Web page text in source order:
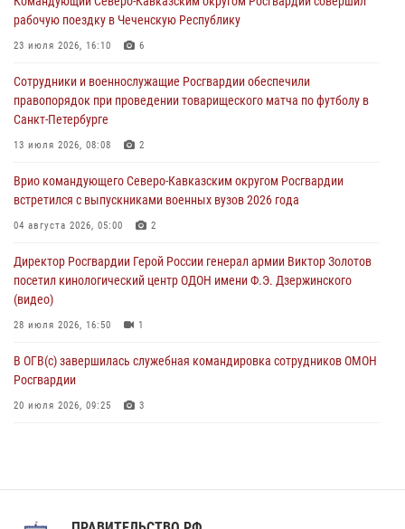
юных воспитанников спортивной школы
08 августа 2026, 13:00
стен музея истории космонавтики в Калуге
08 августа 2026, 09:29
В Северо-Западном округе Росгвардии продолжаются мероприятия
08 августа 2026, 09:03 1
Росгвардейцы в ЛНР совершенствуют навыки тактической
08 августа 2026, 09:00
рабочую поездку в Чеченскую Республику
23 июля 2026, 16:10 6
Сотрудники и военнослужащие Росгвардии обеспечили
правопорядок при проведении товарищеского матча по футболу в
Санкт-Петербурге
13 июля 2026, 08:08 2
Врио командующего Северо-Кавказским округом Росгвардии
встретился с выпускниками военных вузов 2026 года
04 августа 2026, 05:00 2
Директор Росгвардии Герой России генерал армии Виктор Золотов
посетил кинологический центр ОДОН имени Ф.Э. Дзержинского
(видео)
28 июля 2026, 16:50 1
В ОГВ(с) завершилась служебная командировка сотрудников ОМОН
Росгвардии
20 июля 2026, 09:25 3